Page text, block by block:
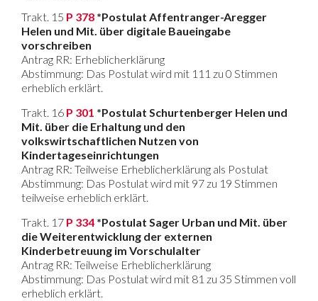
Trakt. 15 P 378 *Postulat Affentranger-Aregger
Helen und Mit. über digitale Baueingabe
vorschreiben
Antrag RR: Erheblicherklärung
Abstimmung: Das Postulat wird mit 111 zu 0 Stimmen
erheblich erklärt.
Trakt. 16 P 301 *Postulat Schurtenberger Helen und
Mit. über die Erhaltung und den
volkswirtschaftlichen Nutzen von
Kindertageseinrichtungen
Antrag RR: Teilweise Erheblicherklärung als Postulat
Abstimmung: Das Postulat wird mit 97 zu 19 Stimmen
teilweise erheblich erklärt.
Trakt. 17 P 334 *Postulat Sager Urban und Mit. über
die Weiterentwicklung der externen
Kinderbetreuung im Vorschulalter
Antrag RR: Teilweise Erheblicherklärung
Abstimmung: Das Postulat wird mit 81 zu 35 Stimmen voll
erheblich erklärt.